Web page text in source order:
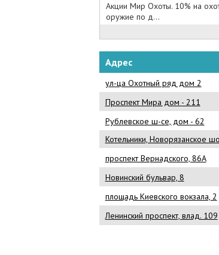
Акции Мир Охоты. 10% на
оружие по д...
Адрес
ул-ца Охотный ряд дом 2
Проспект Мира дом - 211
Рублевское ш-се, дом - 62
Котельники, Новорязанское
проспект Вернадского, 86А
Новинский бульвар, 8
площадь Киевского вокзала, 2
Ленинский проспект, влад. 109